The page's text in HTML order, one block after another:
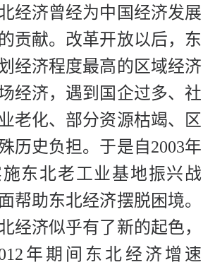
经济曾经为中国经济发展
贡献。改革开放以后，东
经济程度最高的区域经济
经济，遇到国企过多、社
老化、部分资源枯竭、区
历史负担。于是自2003年
东北老工业基地振兴战
帮助东北经济摆脱困境。
经济似乎有了新的起色，
年期间东北经济增速